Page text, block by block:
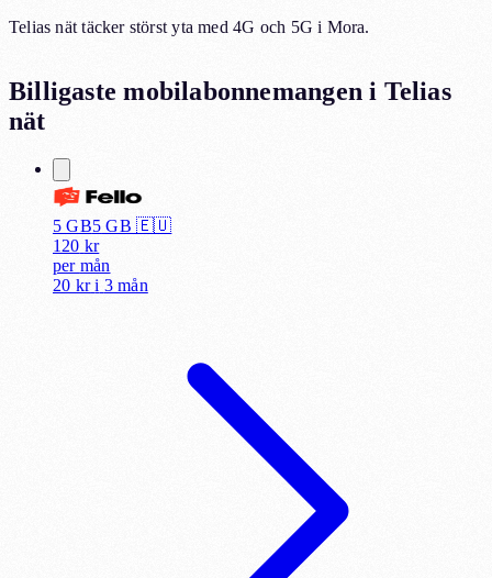
Telias nät täcker störst yta med 4G och 5G i Mora.
Billigaste mobilabonnemangen i Telias
nät
5 GB5 GB 🇪🇺
120 kr
per mån
20 kr i 3 mån